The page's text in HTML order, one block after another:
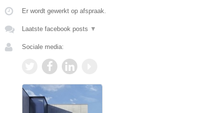
Er wordt gewerkt op afspraak.
Laatste facebook posts ▼
Sociale media: